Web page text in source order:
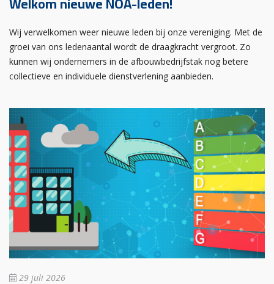
Wij verwelkomen weer nieuwe leden bij onze vereniging. Met de
groei van ons ledenaantal wordt de draagkracht vergroot. Zo
kunnen wij ondernemers in de afbouwbedrijfstak nog betere
collectieve en individuele dienstverlening aanbieden.
29 juli 2026